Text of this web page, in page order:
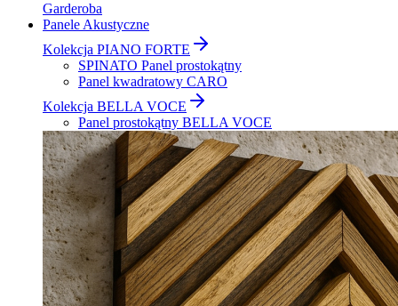
Garderoba
Panele Akustyczne
Kolekcja PIANO FORTE
SPINATO Panel prostokątny
Panel kwadratowy CARO
Kolekcja BELLA VOCE
Panel prostokątny BELLA VOCE